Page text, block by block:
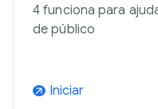
4 funciona para
de público
arrow_outward Iniciar